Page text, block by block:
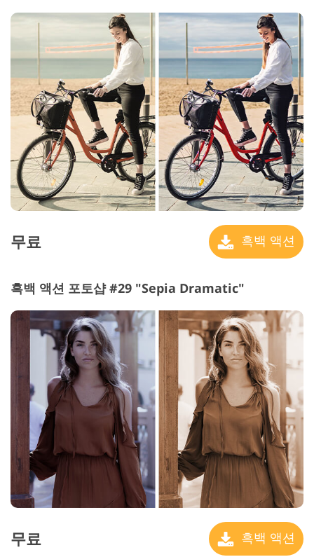
무료 흑백 액션
흑백 액션 포토샵 #29 "Sepia Dramatic"
무료 흑백 액션